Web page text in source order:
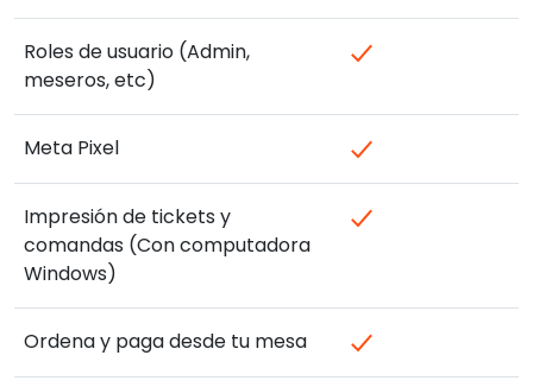
Roles de usuario (Admin,
meseros, etc)
Meta Pixel
Impresión de tickets y
comandas (Con computadora
Windows)
Ordena y paga desde tu mesa